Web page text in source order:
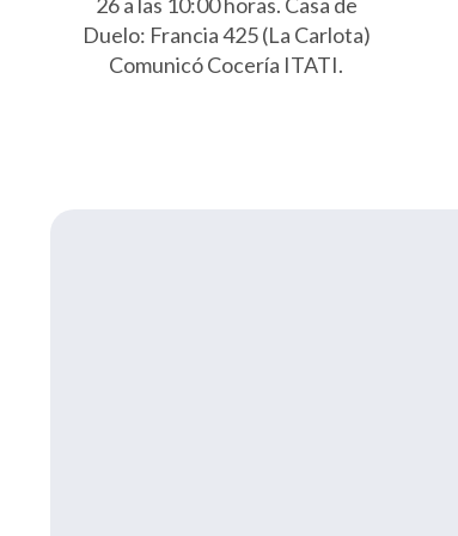
26 a las 10:00 horas. Casa de
Duelo: Francia 425 (La Carlota)
Comunicó Cocería ITATI.